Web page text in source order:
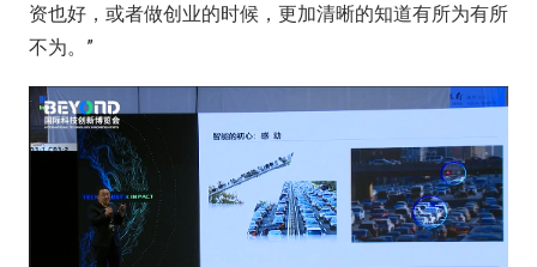
资也好，或者做创业的时候，更加清晰的知道有所为有所
不为。”